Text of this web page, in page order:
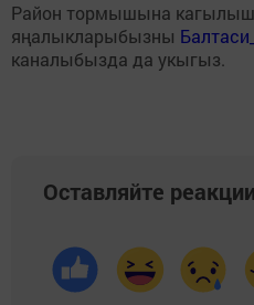
Район тормышына
яңалыкларыбызны
каналыбызда да укыгыз.
Оставляйте реакции